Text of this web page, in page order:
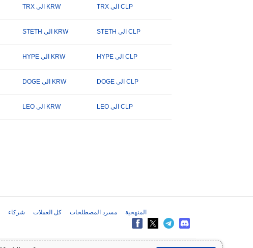
TRX الى KRW TRX الى CLP
STETH الى KRW STETH الى CLP
HYPE الى KRW HYPE الى CLP
DOGE الى KRW DOGE الى CLP
LEO الى KRW LEO الى CLP
شركاء كل العملات مسرد المصطلحات
المنهجية